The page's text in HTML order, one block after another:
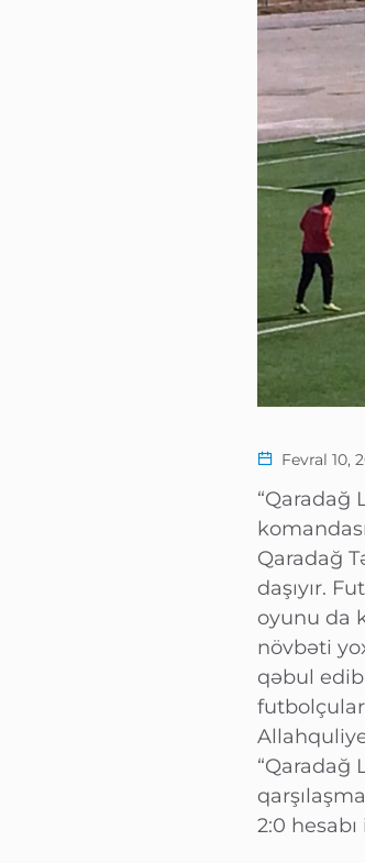
Fevral 10,
“Qaradağ
Qaradağ
daşıyır.
oyunu da
növbəti
qəbul
“Qaradağ
2:0